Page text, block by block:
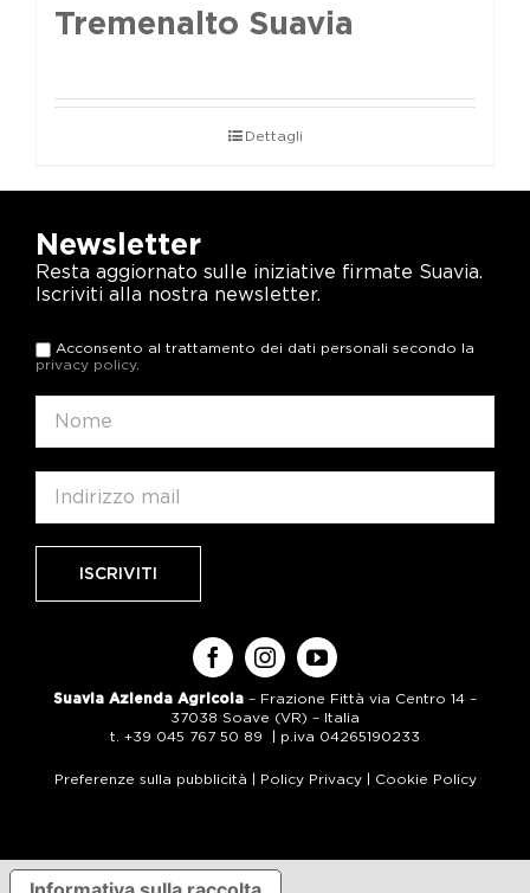
Tremenalto Suavia
Dettagli
Newsletter
Resta aggiornato sulle iniziative firmate Suavia.
Iscriviti alla nostra newsletter.
Acconsento al trattamento dei dati personali secondo la
privacy policy.
Suavia Azienda Agricola – Frazione Fittà via Centro 14 –
37038 Soave (VR) – Italia
t. +39 045 767 50 89 | p.iva 04265190233
Preferenze sulla pubblicità | Policy Privacy| Cookie Policy